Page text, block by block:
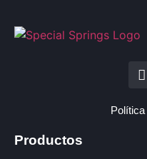
Productos